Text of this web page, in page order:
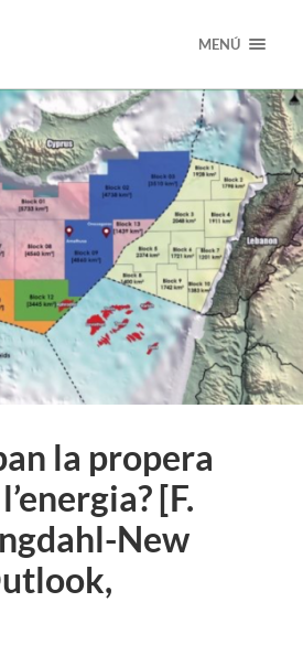
MENÚ
la propera
[F.
New